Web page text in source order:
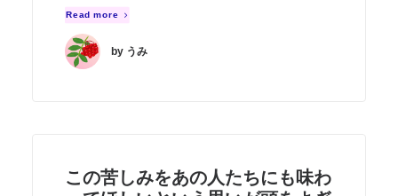
Read more
by うみ
この苦しみをあの人たちにも味わ